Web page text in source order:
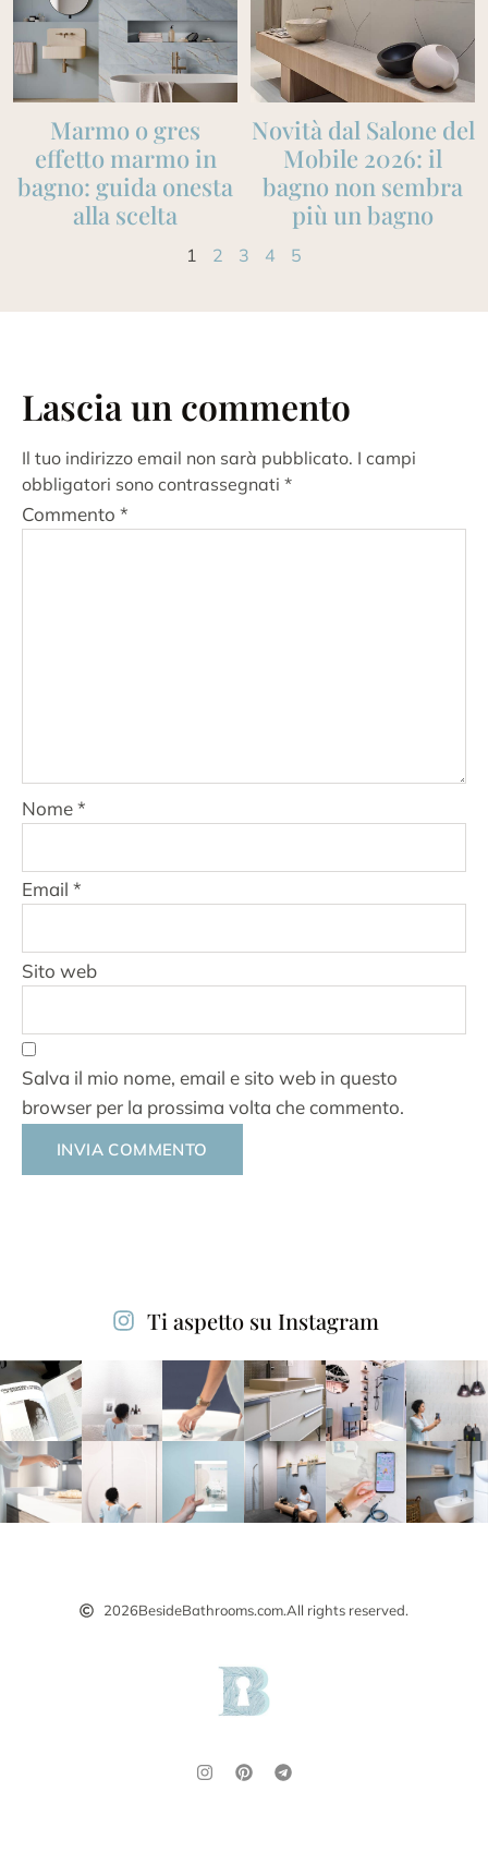
Marmo o gres
effetto marmo in
bagno: guida onesta
alla scelta
Novità dal Salone del
Mobile 2026: il
bagno non sembra
più un bagno
1 2 3 4 5
Lascia un commento
Il tuo indirizzo email non sarà pubblicato. I campi
obbligatori sono contrassegnati *
Commento *
Nome*
Email *
Sito web
Salva il mio nome, email e sito web in questo
browser per la prossima volta che commento.
Ti aspetto su Instagram
2026BesideBathrooms.com.All rights reserved.